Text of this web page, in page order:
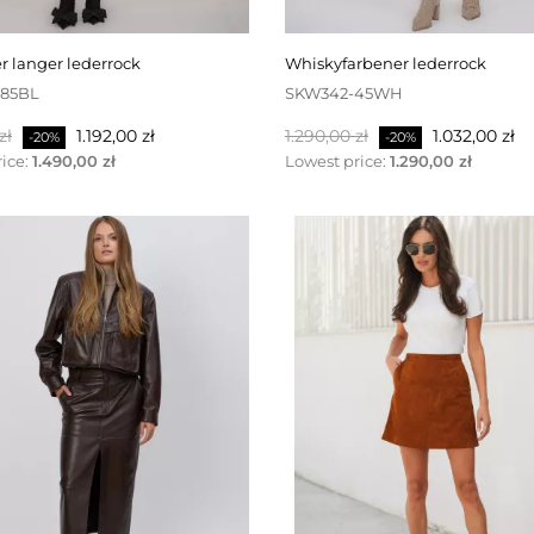
langer lederrock
-20% Preis
1.192,00 zł
1.490,00 zł
whiskyfarbener lederrock
SKW342-45WH
Regulärer
Preis
1.290,00 zł -20% Preis
1.032,00 zł
Lowest price: 1.290,00 zł